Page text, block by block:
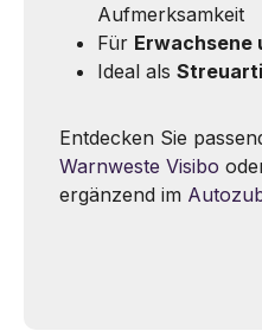
Aufmerksamkeit
Für Erwachsene
Ideal als
Entdecken Sie
Warnweste Visibo
ergänzend im